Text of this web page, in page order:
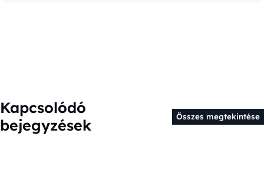
Kapcsolódó
bejegyzések
Összes megtekintése